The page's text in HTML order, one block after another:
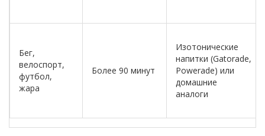
Бег,
велоспорт,
футбол,
жара
Более 90 минут
Изотонические
напитки (Gatorade,
Powerade) или
домашние
аналоги